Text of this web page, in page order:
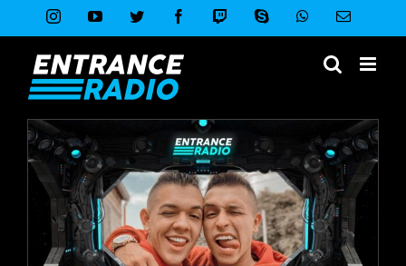
contenido
InstagramYouTubeTwitter FacebookTwitchSkype WhatsAppCorreo